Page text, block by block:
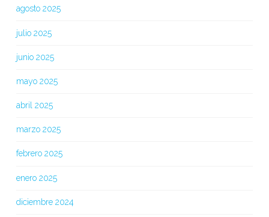
agosto 2025
julio 2025
junio 2025
mayo 2025
abril 2025
marzo 2025
febrero 2025
enero 2025
diciembre 2024